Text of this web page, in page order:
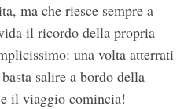
ma che riesce sempre a
il ricordo della propria
una volta atterrati
salire a bordo della
il viaggio comincia!